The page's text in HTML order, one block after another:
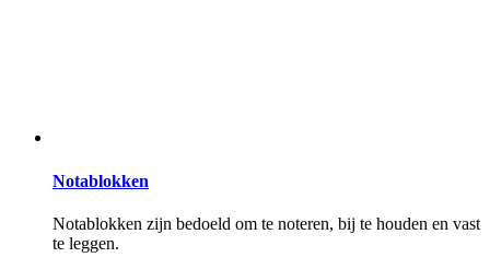
Notablokken
Notablokken zijn bedoeld om te noteren, bij te houden en vast
te leggen.